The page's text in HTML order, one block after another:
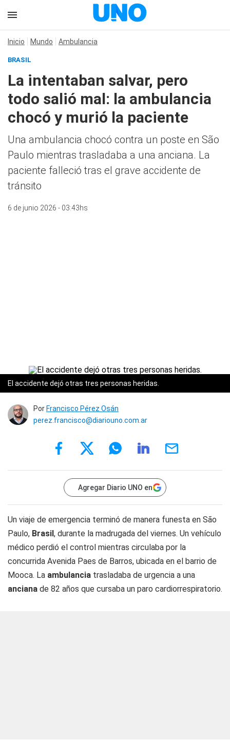
Inicio Mundo Ambulancia
BRASIL
La intentaban salvar, pero
todo salió mal: la ambulancia
chocó y murió la paciente
Una ambulancia chocó contra un poste en São
Paulo mientras trasladaba a una anciana. La
paciente falleció tras el grave accidente de
tránsito
6 de junio 2026 - 03:43hs
El accidente dejó otras tres personas heridas.
Por Francisco Pérez Osán
perez.francisco@diariouno.com.ar
Agregar Diario UNO en
Un viaje de emergencia terminó de manera funesta en São
Paulo, Brasil, durante la madrugada del viernes. Un vehículo
médico perdió el control mientras circulaba por la
concurrida Avenida Paes de Barros, ubicada en el barrio de
Mooca. La ambulancia trasladaba de urgencia a una
anciana de 82 años que cursaba un paro cardiorrespiratorio.